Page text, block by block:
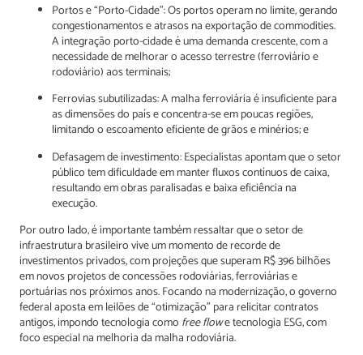
Portos e “Porto-Cidade”: Os portos operam no limite, gerando
congestionamentos e atrasos na exportação de commodities.
A integração porto-cidade é uma demanda crescente, com a
necessidade de melhorar o acesso terrestre (ferroviário e
rodoviário) aos terminais;
Ferrovias subutilizadas: A malha ferroviária é insuficiente para
as dimensões do país e concentra-se em poucas regiões,
limitando o escoamento eficiente de grãos e minérios; e
Defasagem de investimento: Especialistas apontam que o setor
público tem dificuldade em manter fluxos contínuos de caixa,
resultando em obras paralisadas e baixa eficiência na
execução.
Por outro lado, é importante também ressaltar que o setor de
infraestrutura brasileiro vive um momento de recorde de
investimentos privados, com projeções que superam R$ 396 bilhões
em novos projetos de concessões rodoviárias, ferroviárias e
portuárias nos próximos anos. Focando na modernização, o governo
federal aposta em leilões de “otimização” para relicitar contratos
antigos, impondo tecnologia como free flowe tecnologia ESG, com
foco especial na melhoria da malha rodoviária.